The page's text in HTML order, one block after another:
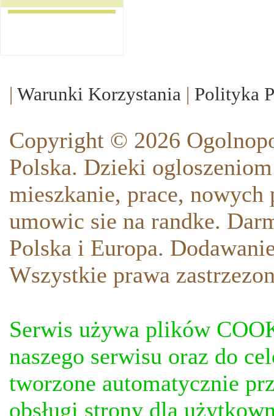
| Warunki Korzystania | Polityka
Copyright © 2026
Polska. Dzieki
mieszkanie, prace,
umowic sie na randke.
Polska i Europa.
Wszystkie prawa
Serwis używa plików
naszego serwisu oraz do
tworzone automatycznie
obsługi strony dla